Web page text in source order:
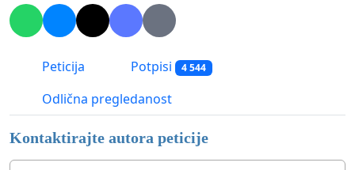
Peticija Potpisi 4 544
Odlična pregledanost
Kontaktirajte autora peticije